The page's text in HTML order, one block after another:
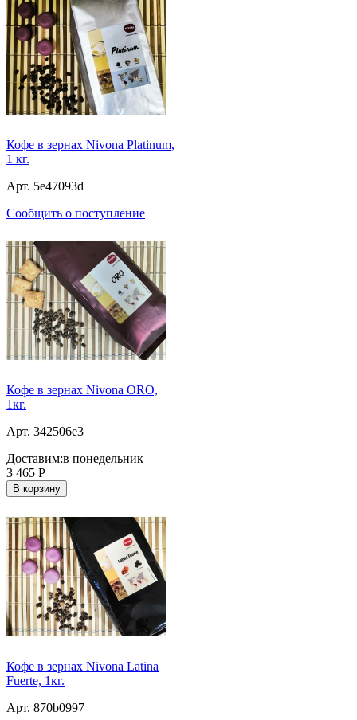
Кофе в зернах Nivona Platinum,
1 кг.
Арт. 5e47093d
Сообщить о поступление
Кофе в зернах Nivona ORO,
1кг.
Арт. 342506e3
Доставим:в понедельник
3 465 Р
В корзину
Кофе в зернах Nivona Latina
Fuerte, 1кг.
Арт. 870b0997